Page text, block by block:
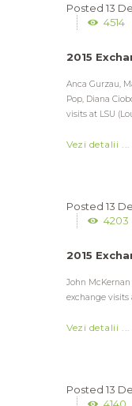
13
4514
2015
Anca Gurzau,
Pop, Diana
visits at LSU
Vezi detalii ...
13
4203
2015
John
exchange visits
Vezi detalii ...
13
4140